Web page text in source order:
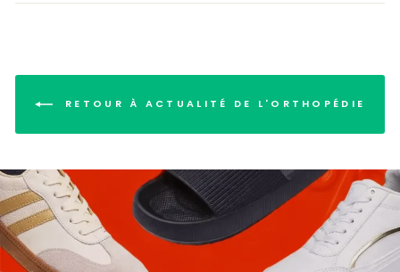
RETOUR À ACTUALITÉ DE L'ORTHOPÉDIE